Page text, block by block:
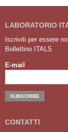
LABORATORIO
Iscriviti per essere
Bollettino ITALS
E-mail *
CONTATTI